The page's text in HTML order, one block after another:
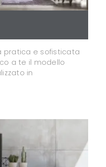
pratica e sofisticata
a te il modello
in